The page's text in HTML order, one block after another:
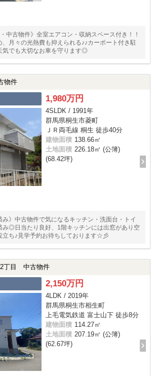
中古物件》全室エアコン・収納スペース付き！！
、月々の光熱費も抑えられる♪♪カーポート付き駐
気でも大切なお車を守ります◎
物件
1,980万円
4SLDK / 1991年
群馬県桐生市菱町
ＪＲ両毛線 桐生 徒歩40分
建物面積 138.66㎡
土地面積 226.18㎡ (公簿)
(68.42坪)
み》中古物件で気になるキッチン・洗面台・トイ
み◎日当たり良好、1階キッチンには出窓があり空
立ち♪見学予約お待ちしております☆彡
2丁目 中古物件
2,150万円
4LDK / 2019年
群馬県桐生市相生町
上毛電気鉄道 富士山下 徒歩8分
建物面積 114.27㎡
土地面積 207.19㎡ (公簿)
(62.67坪)